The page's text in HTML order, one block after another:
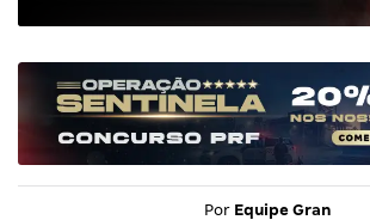
Por Equipe Gran